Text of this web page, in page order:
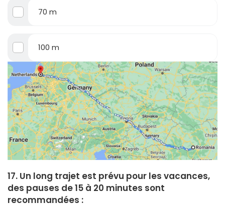
70 m
100 m
17. Un long trajet est prévu pour les vacances,
des pauses de 15 à 20 minutes sont
recommandées :